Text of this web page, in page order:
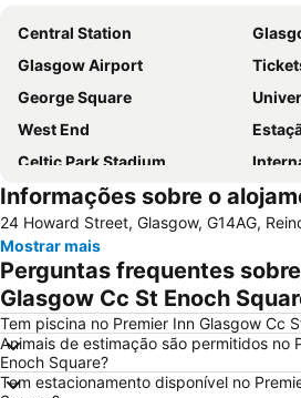
Central Station
Glasgow Airport
George Square
West End
Celtic Park Stadium
Glasgow Prestwick Airport
Victoria Park
Buchanan bus station
Princes Square
Apple Store
Shawlands
Ibrox Stadium
Informações sobre o
24 Howard Street, Glasgow, G14AG,
Mostrar mais
Perguntas frequentes
Glasgow Cc St Enoch
Tem piscina no Premier Inn Glasgow Cc
Animais de estimação são permitidos no
Enoch Square?
Tem estacionamento disponível no